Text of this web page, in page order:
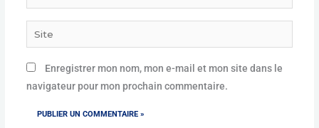
mail*
Site
Enregistrer mon nom, mon e-mail et mon site dans le
navigateur pour mon prochain commentaire.